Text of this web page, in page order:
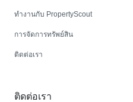
ทำงานกับ PropertyScout
การจัดการทรัพย์สิน
ติดต่อเรา
ติดต่อเรา